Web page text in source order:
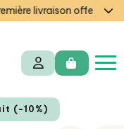
livraison offerte
(-10%)